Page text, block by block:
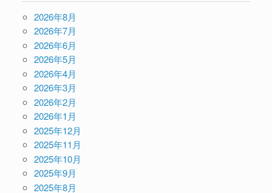
2026年8月
2026年7月
2026年6月
2026年5月
2026年4月
2026年3月
2026年2月
2026年1月
2025年12月
2025年11月
2025年10月
2025年9月
2025年8月